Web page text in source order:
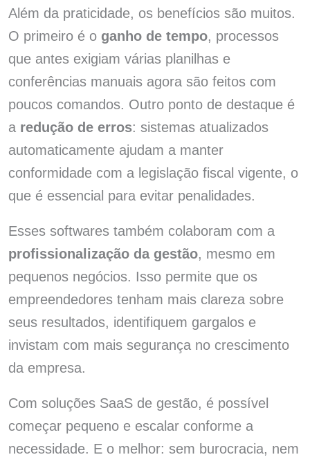
Além da praticidade, os benefícios são muitos.
O primeiro é o ganho de tempo, processos
que antes exigiam várias planilhas e
conferências manuais agora são feitos com
poucos comandos. Outro ponto de destaque é
a redução de erros: sistemas atualizados
automaticamente ajudam a manter
conformidade com a legislação fiscal vigente, o
que é essencial para evitar penalidades.
Esses softwares também colaboram com a
profissionalização da gestão, mesmo em
pequenos negócios. Isso permite que os
empreendedores tenham mais clareza sobre
seus resultados, identifiquem gargalos e
invistam com mais segurança no crescimento
da empresa.
Com soluções SaaS de gestão, é possível
começar pequeno e escalar conforme a
necessidade. E o melhor: sem burocracia, nem